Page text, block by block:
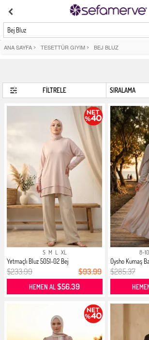
Bej Bluz
ANA SAYFA > TESETTÜR GIYIM > BEJ BLUZ
FİLTRELE
S M L XL
Yırtmaçlı Bluz 5051-02 Bej
$233.99 $93.99
HEMEN AL$56.39
8-10
Oysho Kumaş
$285.37